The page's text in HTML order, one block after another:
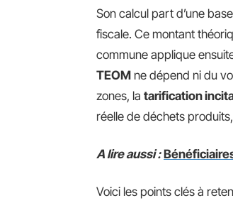
Son calcul part d’une
fiscale. Ce montant
commune applique
TEOM ne dépend ni du
zones, la tarification
réelle de déchets
A lire aussi :
Voici les points clés à